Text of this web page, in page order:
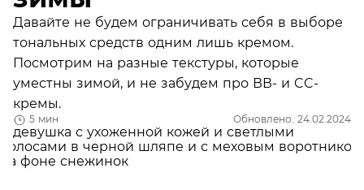
5 мин Обновлено: 24.02.2024
Давайте не будем ограничивать себя в выборе
тональных средств одним лишь кремом.
Посмотрим на разные текстуры, которые
уместны зимой, и не забудем про ВВ- и CC-
кремы.